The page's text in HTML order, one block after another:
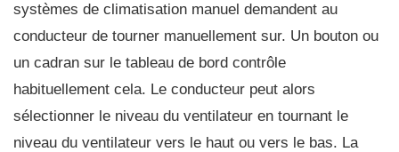
systèmes de climatisation manuel demandent au
conducteur de tourner manuellement sur. Un bouton ou
un cadran sur le tableau de bord contrôle
habituellement cela. Le conducteur peut alors
sélectionner le niveau du ventilateur en tournant le
niveau du ventilateur vers le haut ou vers le bas. La